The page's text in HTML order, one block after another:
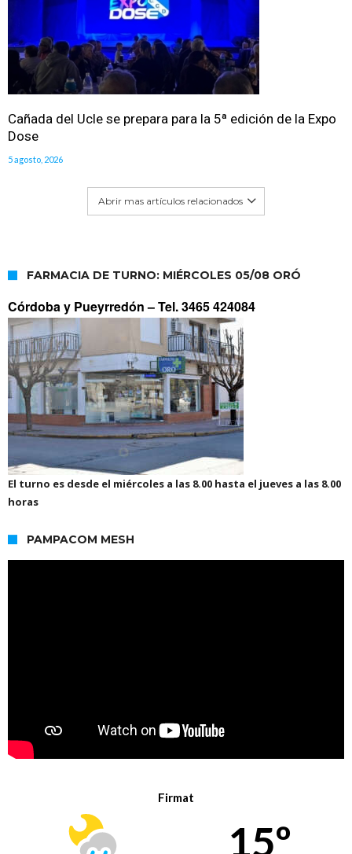
Cañada del Ucle se prepara para la 5ª edición de la Expo
Dose
5 agosto, 2026
Abrir mas artículos relacionados
FARMACIA DE TURNO: MIÉRCOLES 05/08 ORÓ
Córdoba y Pueyrredón –Tel. 3465 424084
El turno es desde el miércoles a las 8.00 hasta el jueves a las 8.00
horas
PAMPACOM MESH
Firmat
15º